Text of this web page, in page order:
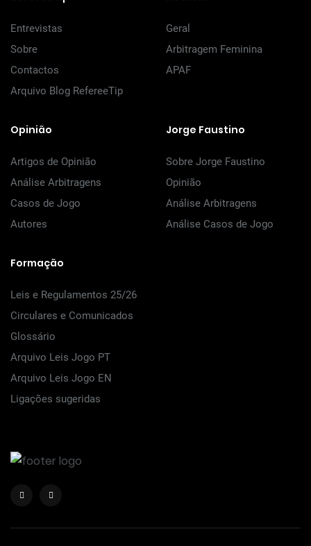
Entrevistas
Sobre
Contactos
Arquivo Blog RefereeTip
Geral
Arbitragem Feminina
APAF
Opinião
Artigos de Opinião
Análise Arbitragens
Casos de Jogo
Autores
Jorge Faustino
Sobre Jorge Faustino
Opinião
Análise Arbitragens
Análise Casos de Jogo
Formação
Leis e Regulamentos 25/26
Circulares e Comunicados
Glossário
Arquivo Leis Jogo PT
Arquivo Leis Jogo EN
Ligações sugeridas